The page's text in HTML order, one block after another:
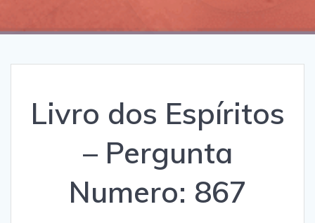
Livro dos Espíritos
– Pergunta
Numero: 867